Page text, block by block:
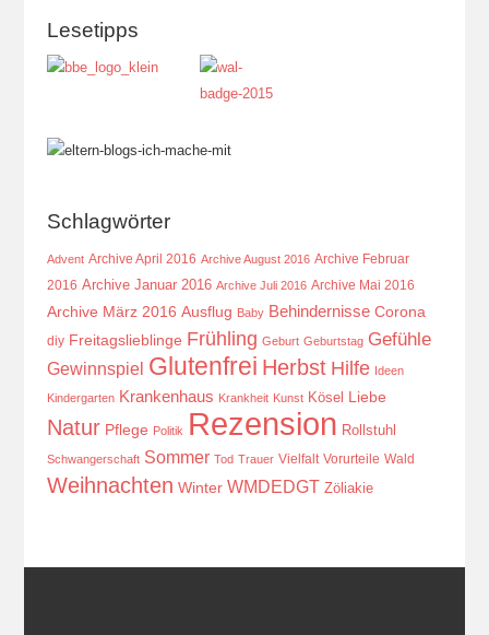
Lesetipps
Schlagwörter
Advent Archive April 2016 Archive August 2016 Archive Februar
2016 Archive Januar 2016 Archive Juli 2016 Archive Mai 2016
Archive März 2016 Ausflug Baby Behindernisse Corona
diy Freitagslieblinge Frühling Geburt Geburtstag Gefühle
Gewinnspiel Glutenfrei Herbst Hilfe Ideen
Kindergarten Krankenhaus Krankheit Kunst Kösel Liebe
Natur Pflege Politik Rezension Rollstuhl
Schwangerschaft Sommer Tod Trauer Vielfalt Vorurteile Wald
Weihnachten Winter WMDEDGT Zöliakie